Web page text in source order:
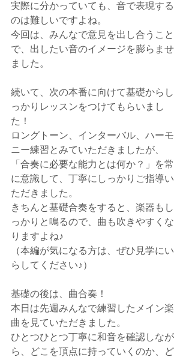
実際に分かっていても、音で表現する
のは難しいですよね。
今回は、みんなで意見を出し合うこと
で、出したい音のイメージを膨らませ
ました。
続いて、次の本番に向けて基礎からし
っかりレッスンをつけてもらいまし
た！
ロングトーン、インターバル、ハーモ
ニー練習とみていただきましたが、
「合奏に必要な能力とは何か？」を常
に意識して、丁寧にしっかりご指導い
ただきました。
きちんと基礎合奏をすると、楽器もし
っかりと鳴るので、曲も吹きやすくな
りますよね♪
（本編が気になる方は、ぜひ見学にい
らしてください♪）
基礎の後は、曲合奏！
本日は先週みんなで練習したメイン楽
曲を見ていただきました。
ひとつひとつ丁寧に和音を確認しなが
ら、どこを頂点に持っていくのか、ど